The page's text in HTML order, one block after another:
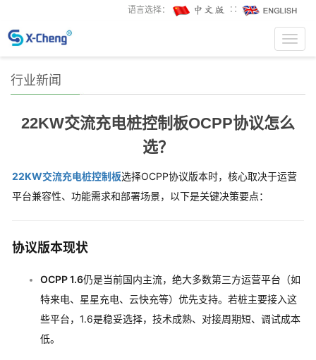
语言选择： ∷
行业新闻
22KW交流充电桩控制板OCPP协议怎么
选？
22KW交流充电桩控制板选择OCPP协议版本时，核心取决于运营
平台兼容性、功能需求和部署场景，以下是关键决策要点：
协议版本现状
OCPP 1.6仍是当前国内主流，绝大多数第三方运营平台（如
特来电、星星充电、云快充等）优先支持。若桩主要接入这
些平台，1.6是稳妥选择，技术成熟、对接周期短、调试成本
低。